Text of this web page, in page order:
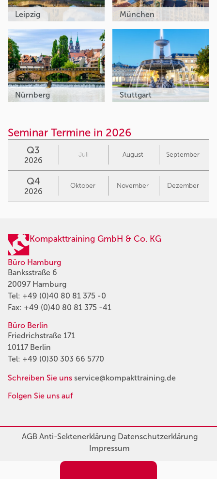
Leipzig München
Nürnberg Stuttgart
Seminar Termine in 2026
Q3
2026
Juli August September
Q4
2026
Oktober November Dezember
Kompakttraining GmbH & Co. KG
Büro Hamburg
Banksstraße 6
20097 Hamburg
Tel: +49 (0)40 80 81 375 -0
Fax: +49 (0)40 80 81 375 -41
Büro Berlin
Friedrichstraße 171
10117 Berlin
Tel: +49 (0)30 303 66 5770
Schreiben Sie uns service@kompakttraining.de
Folgen Sie uns auf
AGBAnti-SektenerklärungDatenschutzerklärung
Impressum